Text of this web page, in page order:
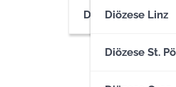
Erzdiözese
DiözesenDiözese Linz
Diözese St.